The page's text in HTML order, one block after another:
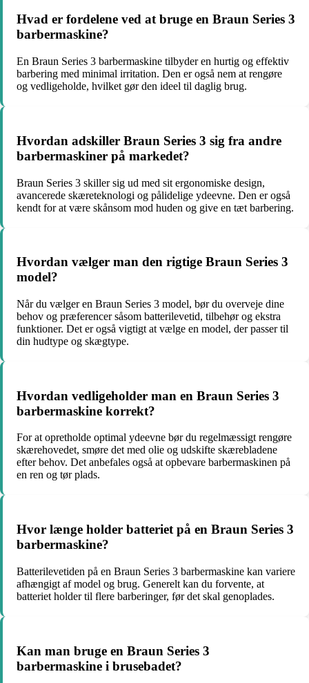
Hvad er fordelene ved at bruge en Braun Series 3
barbermaskine?
En Braun Series 3 barbermaskine tilbyder en hurtig og effektiv
barbering med minimal irritation. Den er også nem at rengøre
og vedligeholde, hvilket gør den ideel til daglig brug.
Hvordan adskiller Braun Series 3 sig fra andre
barbermaskiner på markedet?
Braun Series 3 skiller sig ud med sit ergonomiske design,
avancerede skæreteknologi og pålidelige ydeevne. Den er også
kendt for at være skånsom mod huden og give en tæt barbering.
Hvordan vælger man den rigtige Braun Series 3
model?
Når du vælger en Braun Series 3 model, bør du overveje dine
behov og præferencer såsom batterilevetid, tilbehør og ekstra
funktioner. Det er også vigtigt at vælge en model, der passer til
din hudtype og skægtype.
Hvordan vedligeholder man en Braun Series 3
barbermaskine korrekt?
For at opretholde optimal ydeevne bør du regelmæssigt rengøre
skærehovedet, smøre det med olie og udskifte skærebladene
efter behov. Det anbefales også at opbevare barbermaskinen på
en ren og tør plads.
Hvor længe holder batteriet på en Braun Series 3
barbermaskine?
Batterilevetiden på en Braun Series 3 barbermaskine kan variere
afhængigt af model og brug. Generelt kan du forvente, at
batteriet holder til flere barberinger, før det skal genoplades.
Kan man bruge en Braun Series 3
barbermaskine i brusebadet?